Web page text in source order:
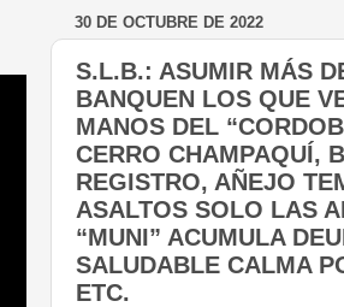
30 DE OCTUBRE DE 2022
S.L.B.: ASUMIR MÁS
BANQUEN LOS QUE
MANOS DEL
CERRO CHAMPAQUÍ,
REGISTRO, AÑEJO
ASALTOS SOLO LAS
“MUNI” ACUMULA
SALUDABLE CALMA
ETC.